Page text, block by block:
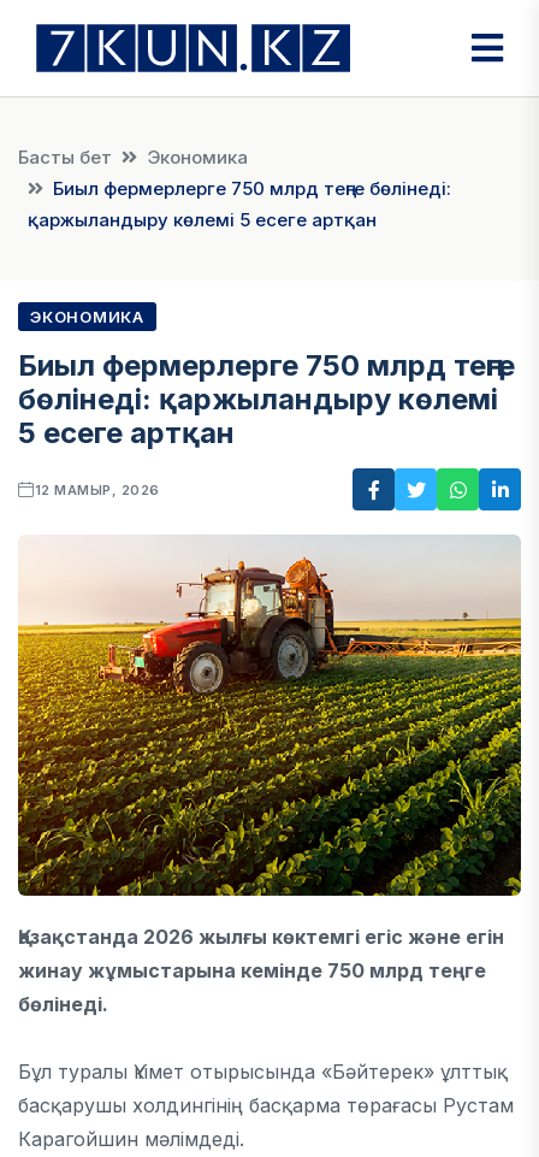
Басты бет
Экономика
Биыл фермерлерге 750 млрд теңге бөлінеді:
қаржыландыру көлемі 5 есеге артқан
ЭКОНОМИКА
Биыл фермерлерге 750 млрд теңге
бөлінеді: қаржыландыру көлемі
5 есеге артқан
12 МАМЫР, 2026
Қазақстанда 2026 жылғы көктемгі егіс және егін
жинау жұмыстарына кемінде 750 млрд теңге
бөлінеді.
Бұл туралы Үкімет отырысында «Бәйтерек» ұлттық
басқарушы холдингінің басқарма төрағасы Рустам
Карагойшин мәлімдеді.